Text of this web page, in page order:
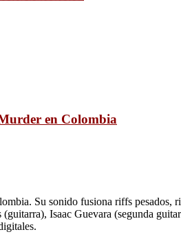
en Colombia
Su sonido fusiona riffs pesados,
Isaac Guevara (segunda